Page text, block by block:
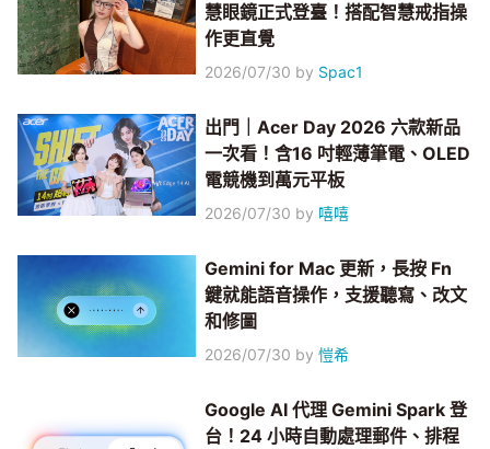
慧眼鏡正式登臺！搭配智慧戒指操
作更直覺
2026/07/30 by Spac1
出門｜Acer Day 2026 六款新品
一次看！含16 吋輕薄筆電、OLED
電競機到萬元平板
2026/07/30 by 嘻嘻
Gemini for Mac 更新，長按 Fn
鍵就能語音操作，支援聽寫、改文
和修圖
2026/07/30 by愷希
Google AI 代理 Gemini Spark 登
台！24 小時自動處理郵件、排程